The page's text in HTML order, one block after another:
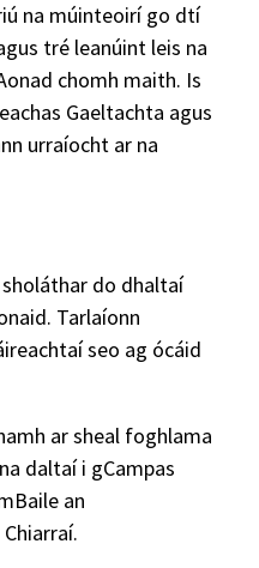
na múinteoirí go dtí
tré leanúint leis na
chomh maith. Is
Gaeltachta agus
urraíocht ar na
do dhaltaí
Tarlaíonn
seo ag ócáid
ar sheal foghlama
daltaí i gCampas
an